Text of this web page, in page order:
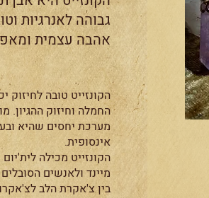
גבוהה לאנרגיות
אהבה עצמית
הקונזייט טובה לחיזוק
החמלה וחיזוק
מערכת יחסים שהיא
אינסופית.
הקונזייט מכילה
מיינד ולאנשים
בין צ'אקרת הלב